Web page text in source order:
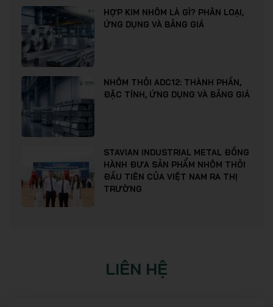
HỢP KIM NHÔM LÀ GÌ? PHÂN LOẠI,
ỨNG DỤNG VÀ BẢNG GIÁ
NHÔM THỎI ADC12: THÀNH PHẦN,
ĐẶC TÍNH, ỨNG DỤNG VÀ BẢNG GIÁ
STAVIAN INDUSTRIAL METAL ĐỒNG
HÀNH ĐƯA SẢN PHẨM NHÔM THỎI
ĐẦU TIÊN CỦA VIỆT NAM RA THỊ
TRƯỜNG
LIÊN HỆ